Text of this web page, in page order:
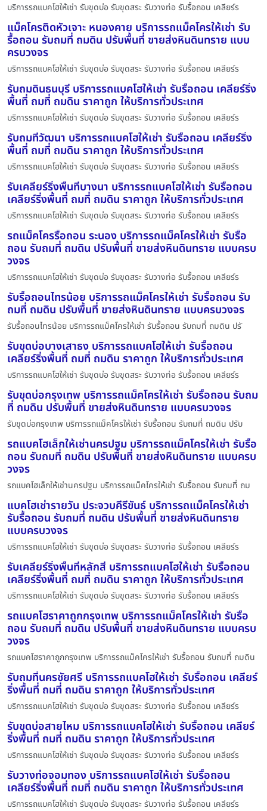
บริการรถแบคโฮให้เช่า รับขุดบ่อ รับขุดสระ รับวางท่อ รับรื้อถอน เคลียร์ร
แม็คโครติดหัวเจาะ หนองคาย บริการรถแม็คโครให้เช่า รับ
รื้อถอน รับถมที่ ถมดิน ปรับพื้นที่ ขายส่งหินดินทราย แบบ
ครบวงจร
บริการรถแบคโฮให้เช่า รับขุดบ่อ รับขุดสระ รับวางท่อ รับรื้อถอน เคลียร์ร
รับถมดินธนบุรี บริการรถแบคโฮให้เช่า รับรื้อถอน เคลียร์ริ่ง
พื้นที่ ถมที่ ถมดิน ราคาถูก ให้บริการทั่วประเทศ
บริการรถแบคโฮให้เช่า รับขุดบ่อ รับขุดสระ รับวางท่อ รับรื้อถอน เคลียร์ร
รับถมที่วัฒนา บริการรถแบคโฮให้เช่า รับรื้อถอน เคลียร์ริ่ง
พื้นที่ ถมที่ ถมดิน ราคาถูก ให้บริการทั่วประเทศ
บริการรถแบคโฮให้เช่า รับขุดบ่อ รับขุดสระ รับวางท่อ รับรื้อถอน เคลียร์ร
รับเคลียร์ริ่งพื้นที่บางนา บริการรถแบคโฮให้เช่า รับรื้อถอน
เคลียร์ริ่งพื้นที่ ถมที่ ถมดิน ราคาถูก ให้บริการทั่วประเทศ
บริการรถแบคโฮให้เช่า รับขุดบ่อ รับขุดสระ รับวางท่อ รับรื้อถอน เคลียร์ร
รถแม็คโครรื้อถอน ระนอง บริการรถแม็คโครให้เช่า รับรื้อ
ถอน รับถมที่ ถมดิน ปรับพื้นที่ ขายส่งหินดินทราย แบบครบ
วงจร
บริการรถแบคโฮให้เช่า รับขุดบ่อ รับขุดสระ รับวางท่อ รับรื้อถอน เคลียร์ร
รับรื้อถอนไทรน้อย บริการรถแม็คโครให้เช่า รับรื้อถอน รับ
ถมที่ ถมดิน ปรับพื้นที่ ขายส่งหินดินทราย แบบครบวงจร
รับรื้อถอนไทรน้อย บริการรถแม็คโครให้เช่า รับรื้อถอน รับถมที่ ถมดิน ปรั
รับขุดบ่อบางเสาธง บริการรถแบคโฮให้เช่า รับรื้อถอน
เคลียร์ริ่งพื้นที่ ถมที่ ถมดิน ราคาถูก ให้บริการทั่วประเทศ
บริการรถแบคโฮให้เช่า รับขุดบ่อ รับขุดสระ รับวางท่อ รับรื้อถอน เคลียร์ร
รับขุดบ่อกรุงเทพ บริการรถแม็คโครให้เช่า รับรื้อถอน รับถม
ที่ ถมดิน ปรับพื้นที่ ขายส่งหินดินทราย แบบครบวงจร
รับขุดบ่อกรุงเทพ บริการรถแม็คโครให้เช่า รับรื้อถอน รับถมที่ ถมดิน ปรับ
รถแบคโฮเล็กให้เช่านครปฐม บริการรถแม็คโครให้เช่า รับรื้อ
ถอน รับถมที่ ถมดิน ปรับพื้นที่ ขายส่งหินดินทราย แบบครบ
วงจร
รถแบคโฮเล็กให้เช่านครปฐม บริการรถแม็คโครให้เช่า รับรื้อถอน รับถมที่ ถม
แบคโฮเช่ารายวัน ประจวบคีรีขันธ์ บริการรถแม็คโครให้เช่า
รับรื้อถอน รับถมที่ ถมดิน ปรับพื้นที่ ขายส่งหินดินทราย
แบบครบวงจร
บริการรถแบคโฮให้เช่า รับขุดบ่อ รับขุดสระ รับวางท่อ รับรื้อถอน เคลียร์ร
รับเคลียร์ริ่งพื้นที่หลักสี่ บริการรถแบคโฮให้เช่า รับรื้อถอน
เคลียร์ริ่งพื้นที่ ถมที่ ถมดิน ราคาถูก ให้บริการทั่วประเทศ
บริการรถแบคโฮให้เช่า รับขุดบ่อ รับขุดสระ รับวางท่อ รับรื้อถอน เคลียร์ร
รถแบคโฮราคาถูกกรุงเทพ บริการรถแม็คโครให้เช่า รับรื้อ
ถอน รับถมที่ ถมดิน ปรับพื้นที่ ขายส่งหินดินทราย แบบครบ
วงจร
รถแบคโฮราคาถูกกรุงเทพ บริการรถแม็คโครให้เช่า รับรื้อถอน รับถมที่ ถมดิน
รับถมที่นครชัยศรี บริการรถแบคโฮให้เช่า รับรื้อถอน เคลียร์
ริ่งพื้นที่ ถมที่ ถมดิน ราคาถูก ให้บริการทั่วประเทศ
บริการรถแบคโฮให้เช่า รับขุดบ่อ รับขุดสระ รับวางท่อ รับรื้อถอน เคลียร์ร
รับขุดบ่อสายไหม บริการรถแบคโฮให้เช่า รับรื้อถอน เคลียร์
ริ่งพื้นที่ ถมที่ ถมดิน ราคาถูก ให้บริการทั่วประเทศ
บริการรถแบคโฮให้เช่า รับขุดบ่อ รับขุดสระ รับวางท่อ รับรื้อถอน เคลียร์ร
รับวางท่อจอมทอง บริการรถแบคโฮให้เช่า รับรื้อถอน
เคลียร์ริ่งพื้นที่ ถมที่ ถมดิน ราคาถูก ให้บริการทั่วประเทศ
บริการรถแบคโฮให้เช่า รับขุดบ่อ รับขุดสระ รับวางท่อ รับรื้อถอน เคลียร์ร